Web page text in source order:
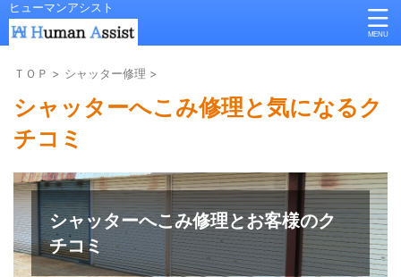
ヒューマンアシスト
ＴＯＰ > シャッター修理 >
シャッターへこみ修理と気になるク
チコミ
シャッターへこみ修理とお客様のク
チコミ